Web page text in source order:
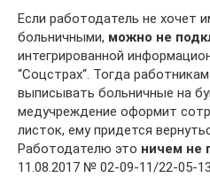
Если работодатель не хочет
больничными, можно не
интегрированной
“Соцстрах“. Тогда
выписывать больничные на
медучреждение оформит
листок, ему придется
Работодателю это ничем не
11.08.2017 № 02-09-11/22-05-